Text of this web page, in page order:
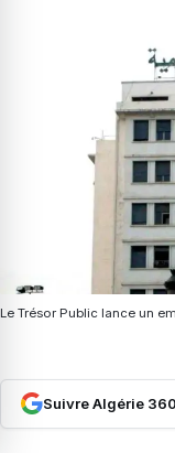
Le Trésor Public lance un
Suivre Algérie